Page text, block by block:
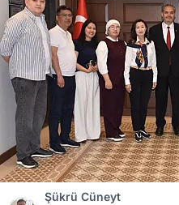
Şükrü Cüneyt